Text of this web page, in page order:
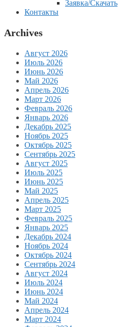
Заявка/Скачать
Контакты
Archives
Август 2026
Июль 2026
Июнь 2026
Май 2026
Апрель 2026
Март 2026
Февраль 2026
Январь 2026
Декабрь 2025
Ноябрь 2025
Октябрь 2025
Сентябрь 2025
Август 2025
Июль 2025
Июнь 2025
Май 2025
Апрель 2025
Март 2025
Февраль 2025
Январь 2025
Декабрь 2024
Ноябрь 2024
Октябрь 2024
Сентябрь 2024
Август 2024
Июль 2024
Июнь 2024
Май 2024
Апрель 2024
Март 2024